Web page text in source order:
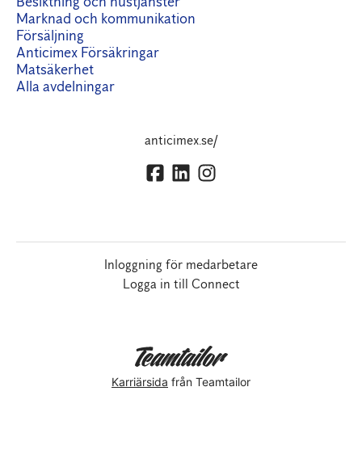
Marknad och kommunikation
Försäljning
Anticimex Försäkringar
Matsäkerhet
Alla avdelningar
anticimex.se/
Inloggning för medarbetare
Logga in till Connect
Karriärsida från Teamtailor